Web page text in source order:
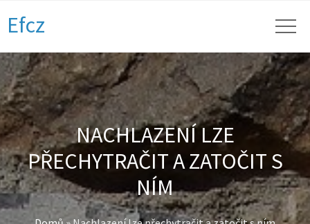
Efcz
NACHLAZENÍ LZE
PŘECHYTRAČIT A ZATOČIT S
NÍM